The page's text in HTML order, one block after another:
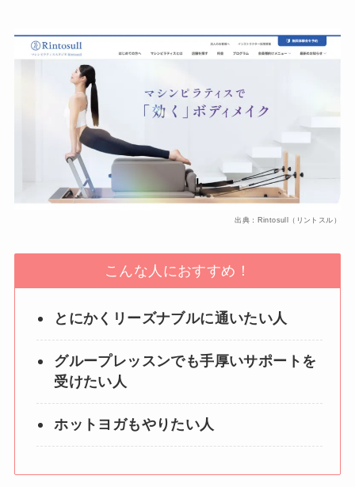
出典：Rintosull（リントスル）
こんな人におすすめ！
とにかくリーズナブルに通いたい人
グループレッスンでも手厚いサポートを
受けたい人
ホットヨガもやりたい人